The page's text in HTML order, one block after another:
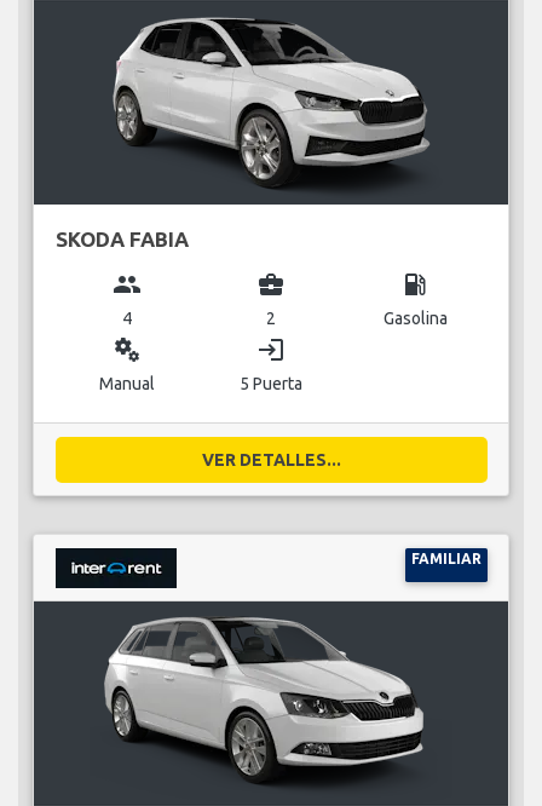
SKODA FABIA
group
4
business_center
2
local_gas_station
Gasolina
miscellaneous_services
Manual
login
5 Puerta
VER DETALLES...
FAMILIAR